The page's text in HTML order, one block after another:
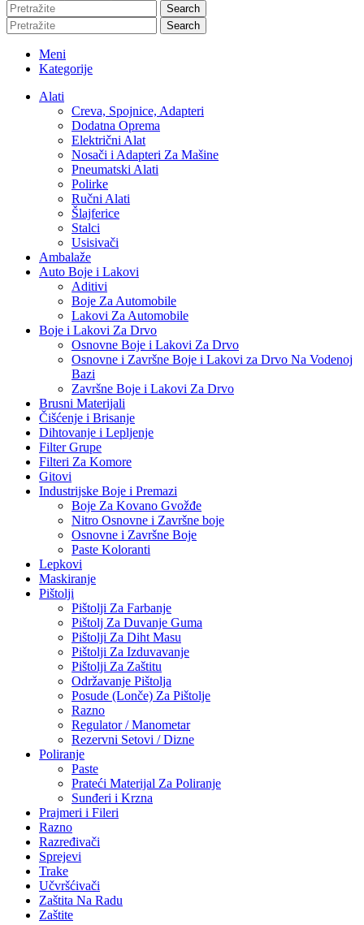
Search
Search
Meni
Kategorije
Alati
Creva, Spojnice, Adapteri
Dodatna Oprema
Električni Alat
Nosači i Adapteri Za Mašine
Pneumatski Alati
Polirke
Ručni Alati
Šlajferice
Stalci
Usisivači
Ambalaže
Auto Boje i Lakovi
Aditivi
Boje Za Automobile
Lakovi Za Automobile
Boje i Lakovi Za Drvo
Osnovne Boje i Lakovi Za Drvo
Osnovne i Završne Boje i Lakovi za Drvo Na Vodenoj
Bazi
Završne Boje i Lakovi Za Drvo
Brusni Materijali
Čišćenje i Brisanje
Dihtovanje i Lepljenje
Filter Grupe
Filteri Za Komore
Gitovi
Industrijske Boje i Premazi
Boje Za Kovano Gvožđe
Nitro Osnovne i Završne boje
Osnovne i Završne Boje
Paste Koloranti
Lepkovi
Maskiranje
Pištolji
Pištolji Za Farbanje
Pištolj Za Duvanje Guma
Pištolji Za Diht Masu
Pištolji Za Izduvavanje
Pištolji Za Zaštitu
Održavanje Pištolja
Posude (Lonče) Za Pištolje
Razno
Regulator / Manometar
Rezervni Setovi / Dizne
Poliranje
Paste
Prateći Materijal Za Poliranje
Sunđeri i Krzna
Prajmeri i Fileri
Razno
Razređivači
Sprejevi
Trake
Učvršćivači
Zaštita Na Radu
Zaštite